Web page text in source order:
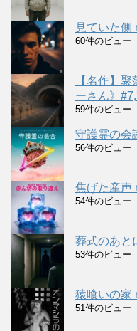
見ていた側
60件のビュー
【名作】
ーさん》
59件のビュー
守護霊の会
56件のビュー
焦げた産声
54件のビュー
葬式のあと
53件のビュー
猿喰いの家
51件のビュー